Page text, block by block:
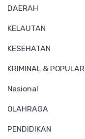
DAERAH
KELAUTAN
KESEHATAN
KRIMINAL & POPULAR
Nasional
OLAHRAGA
PENDIDIKAN